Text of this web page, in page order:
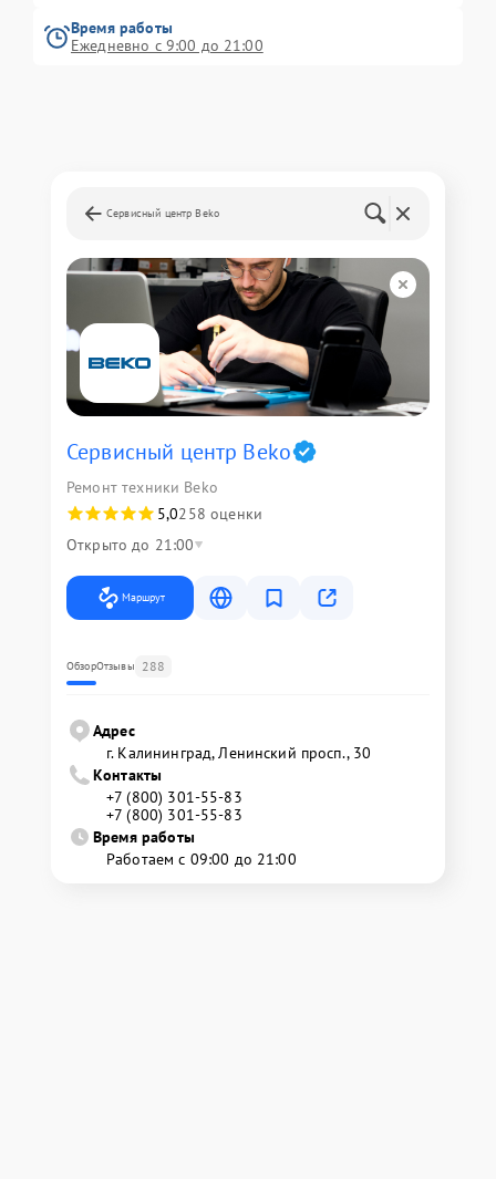
Время работы
Ежедневно с 9:00 до 21:00
Сервисный центр Beko
Сервисный центр Beko
Ремонт техники Beko
5,0258 оценки
Открыто до 21:00
Маршрут
ОбзорОтзывы 288
Адрес
г. Калининград, Ленинский просп., 30
Контакты
+7 (800) 301-55-83
+7 (800) 301-55-83
Время работы
Работаем с 09:00 до 21:00